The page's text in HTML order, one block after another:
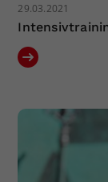
29.03.2021